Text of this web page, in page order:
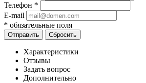
Телефон *
E-mail
* обязательные поля
Отправить Сбросить
Характеристики
Отзывы
Задать вопрос
Дополнительно